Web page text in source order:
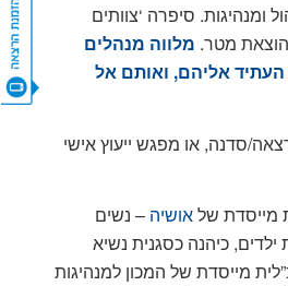
ומנהיגות. סיפרה ‘צוותים
מטר. מלווה מנהלים
העתיד אליהם, ואותם אל
סדנה, או מפגש ייעוץ אישי
מייסדת שלאושיה – נשים
כיהנה כסגנית נשיא
מייסדת של המכון למנהיגות
CONTACT US